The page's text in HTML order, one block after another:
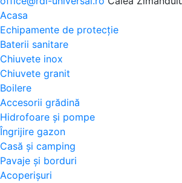
Acasa
Echipamente de protecție
Baterii sanitare
Chiuvete inox
Chiuvete granit
Boilere
Accesorii grădină
Hidrofoare și pompe
Îngrijire gazon
Casă și camping
Pavaje și borduri
Acoperișuri